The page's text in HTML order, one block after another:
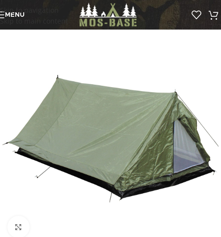
Skip to navigation
Skip to main content
MENU